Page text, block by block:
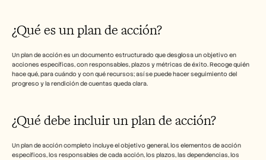
¿Qué es un plan de acción?
Un plan de acción es un documento estructurado que desglosa un objetivo en
acciones específicas, con responsables, plazos y métricas de éxito. Recoge quién
hace qué, para cuándo y con qué recursos; así se puede hacer seguimiento del
progreso y la rendición de cuentas queda clara.
¿Qué debe incluir un plan de acción?
Un plan de acción completo incluye el objetivo general, los elementos de acción
específicos, los responsables de cada acción, los plazos, las dependencias, los